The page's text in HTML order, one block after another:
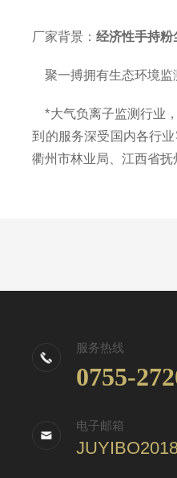
厂家背景：经济性手持粉
聚一搏拥有生态环境监
*大气负离子监测行业
到的服务深受国内各行
衢州市林业局、江西省抚
服务热线
0755-
电子邮箱